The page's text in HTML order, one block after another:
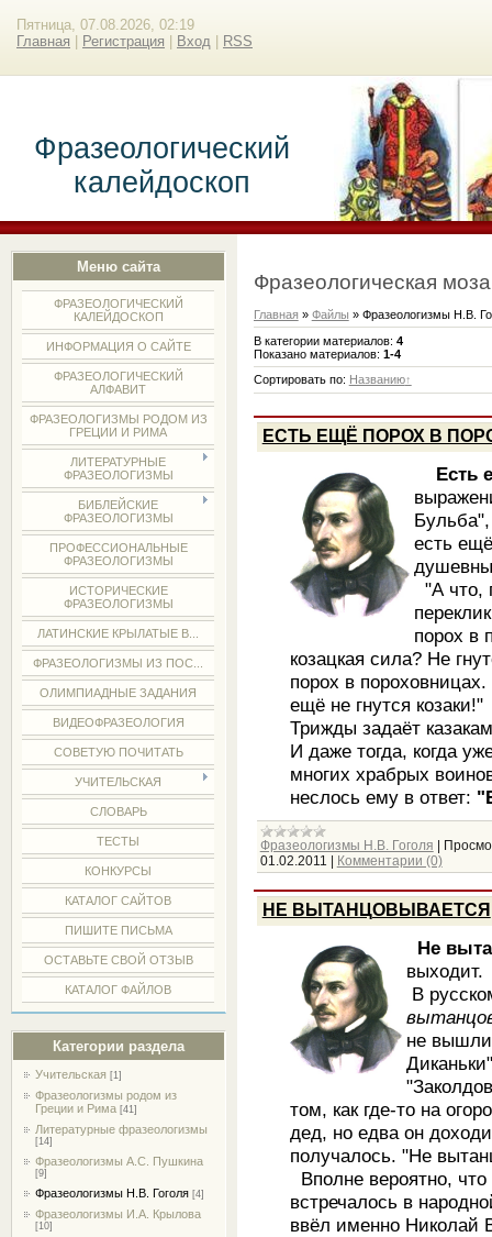
Пятница, 07.08.2026, 02:19
Главная
Регистрация Вход RSS
Фразеологический
калейдоскоп
Меню сайта
ФРАЗЕОЛОГИЧЕСКИЙ
КАЛЕЙДОСКОП
ИНФОРМАЦИЯ О САЙТЕ
ФРАЗЕОЛОГИЧЕСКИЙ
АЛФАВИТ
ФРАЗЕОЛОГИЗМЫ РОДОМ ИЗ
ГРЕЦИИ И РИМА
ЛИТЕРАТУРНЫЕ
ФРАЗЕОЛОГИЗМЫ
БИБЛЕЙСКИЕ
ФРАЗЕОЛОГИЗМЫ
ПРОФЕССИОНАЛЬНЫЕ
ФРАЗЕОЛОГИЗМЫ
ИСТОРИЧЕСКИЕ
ФРАЗЕОЛОГИЗМЫ
ЛАТИНСКИЕ КРЫЛАТЫЕ В...
ФРАЗЕОЛОГИЗМЫ ИЗ ПОС...
ОЛИМПИАДНЫЕ ЗАДАНИЯ
ВИДЕОФРАЗЕОЛОГИЯ
СОВЕТУЮ ПОЧИТАТЬ
УЧИТЕЛЬСКАЯ
СЛОВАРЬ
ТЕСТЫ
КОНКУРСЫ
КАТАЛОГ САЙТОВ
ПИШИТЕ ПИСЬМА
ОСТАВЬТЕ СВОЙ ОТЗЫВ
КАТАЛОГ ФАЙЛОВ
Категории раздела
Учительская [1]
Фразеологизмы родом из
Греции и Рима [41]
Литературные фразеологизмы
[14]
Фразеологизмы А.С. Пушкина
[9]
Фразеологизмы Н.В. Гоголя [4]
Фразеологизмы И.А. Крылова
[10]
Фразеологическая
Главная » Файлы » Фразеологизмы Н.В.
В категории материалов: 4
Показано материалов: 1-4
Сортировать по: Названию
ЕСТЬ ЕЩЁ ПОРОХ В
Есть
есть
"А что,
порох в
козацкая сила? Не
порох в
ещё не гнутся козаки!"
Трижды задаёт
И даже тогда, когда
многих храбрых
неслось ему в ответ:
Фразеологизмы Н.В. Гоголя |
01.02.2011 | Комментарии (0)
НЕ ВЫТАНЦОВЫВАЕТСЯ
Не
выходит.
В
не вышли
том, как где-то на
дед, но едва он
получалось. "Не
Вполне вероятно,
встречалось в
ввёл именно Николай